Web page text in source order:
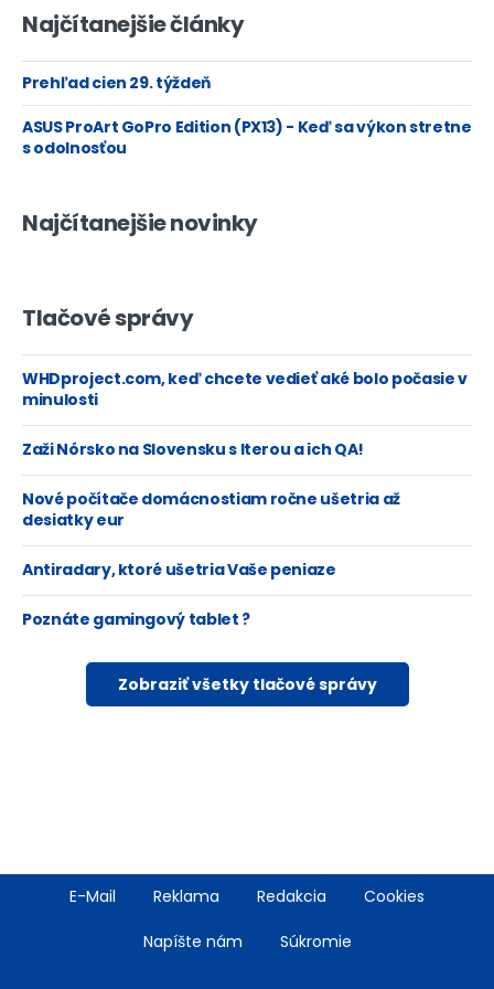
Najčítanejšie články
Prehľad cien 29. týždeň
ASUS ProArt GoPro Edition (PX13) - Keď sa výkon stretne
s odolnosťou
Najčítanejšie novinky
Tlačové správy
WHDproject.com, keď chcete vedieť aké bolo počasie v
minulosti
Zaži Nórsko na Slovensku s Iterou a ich QA!
Nové počítače domácnostiam ročne ušetria až
desiatky eur
Antiradary, ktoré ušetria Vaše peniaze
Poznáte gamingový tablet ?
Zobraziť všetky tlačové správy
FooterE-Mail Reklama Redakcia Cookies
Napíšte nám Súkromie